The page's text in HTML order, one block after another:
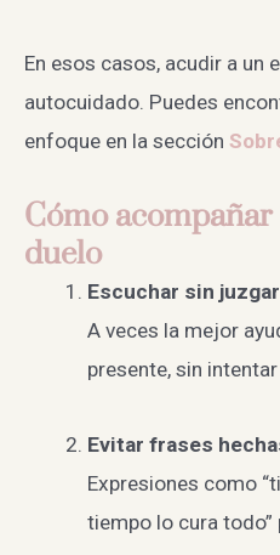
En esos casos, acudir a un
autocuidado. Puedes
enfoque en la sección
Cómo acompañar
duelo
Escuchar sin juzgar
A veces la mejor
presente, sin
Evitar frases
Expresiones como
tiempo lo cura todo”